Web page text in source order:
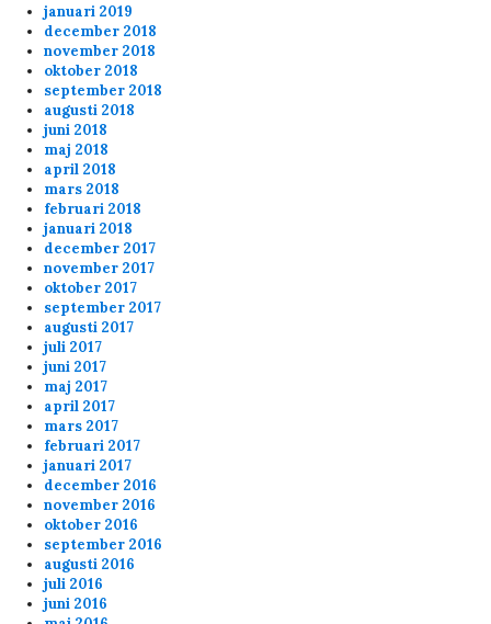
januari 2019
december 2018
november 2018
oktober 2018
september 2018
augusti 2018
juni 2018
maj 2018
april 2018
mars 2018
februari 2018
januari 2018
december 2017
november 2017
oktober 2017
september 2017
augusti 2017
juli 2017
juni 2017
maj 2017
april 2017
mars 2017
februari 2017
januari 2017
december 2016
november 2016
oktober 2016
september 2016
augusti 2016
juli 2016
juni 2016